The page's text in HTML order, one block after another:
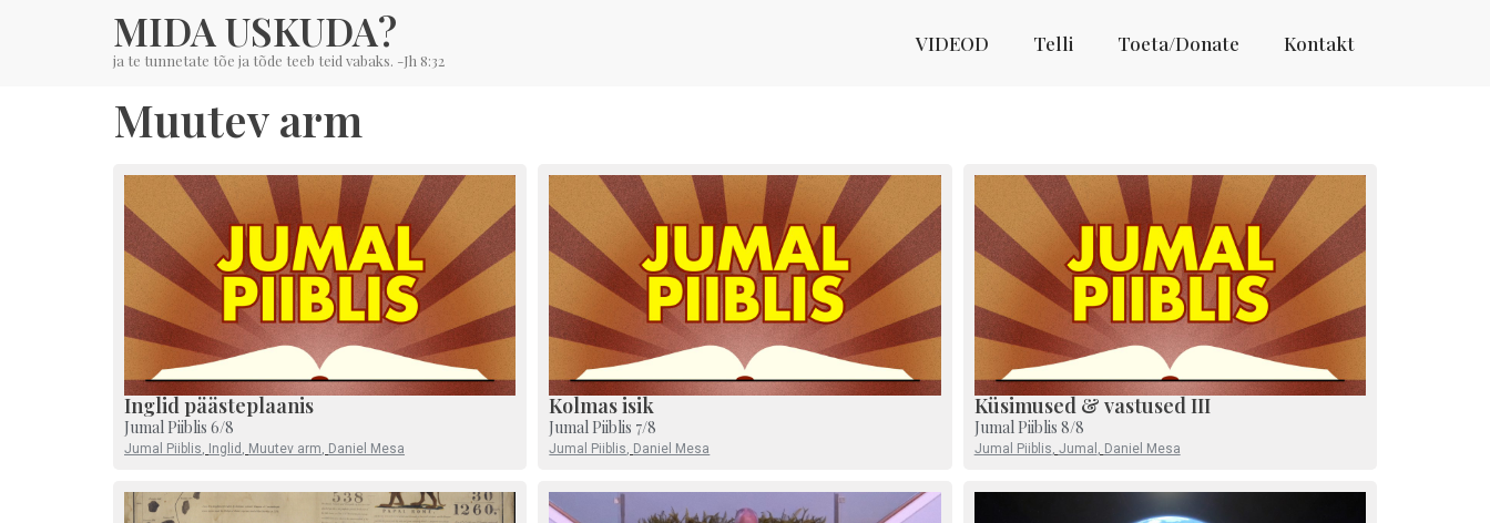
MIDA USKUDA?
ja te tunnetate tõe ja tõde teeb teid vabaks. -Jh 8:32
VIDEOD Telli Toeta/Donate Kontakt
Muutev arm
Inglid päästeplaanis
Jumal Piiblis 6/8
Jumal Piiblis, Inglid , Muutev arm, Daniel Mesa
Kolmas isik
Jumal Piiblis 7/8
Jumal Piiblis, Daniel Mesa
Küsimused & vastused III
Jumal Piiblis 8/8
Jumal Piiblis, Jumal , Daniel Mesa